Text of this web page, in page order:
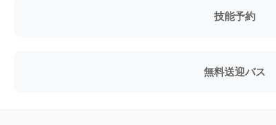
技能予約
無料送迎バス